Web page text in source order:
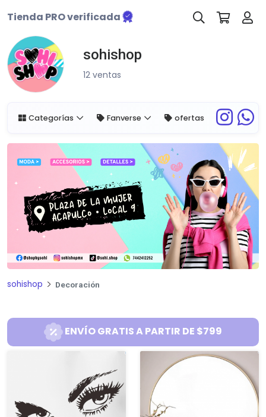
Tienda PRO verificada
sohishop
12 ventas
Categorías Fanverse ofertas
sohishop Decoración
ENVÍO GRATIS A PARTIR DE $799